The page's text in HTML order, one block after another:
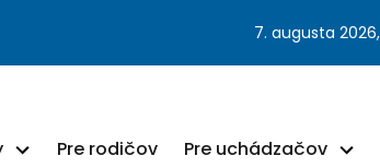
7. augusta
Pre rodičov Pre uchádzačov